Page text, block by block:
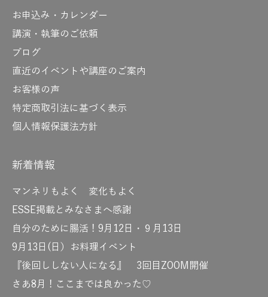
お申込み・カレンダー
講演・執筆のご依頼
ブログ
直近のイベントや講座のご案内
お客様の声
特定商取引法に基づく表示
個人情報保護法方針
新着情報
マンネリもよく 変化もよく
ESSE掲載とみなさまへ感謝
自分のために腸活！9月12日・９月13日
9月13日(日）お料理イベント
『後回ししない人になる』 3回目ZOOM開催
さあ8月！ここまでは良かった♡